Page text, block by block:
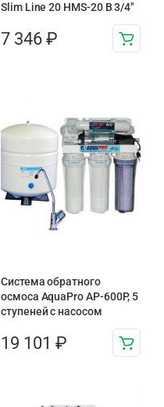
Slim Line 20 HMS-20 B 3/4″
7 346 ₽
Система обратного
осмоса AquaPro AP-600P, 5
ступеней с насосом
19 101 ₽